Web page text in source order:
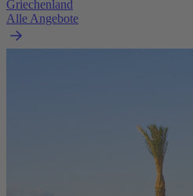
Griechenland
Alle Angebote